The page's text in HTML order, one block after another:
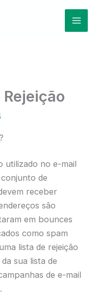
utilizado no e-mail
de
receber
são
em bounces
como spam
lista de rejeição
sua lista de
de e-mail